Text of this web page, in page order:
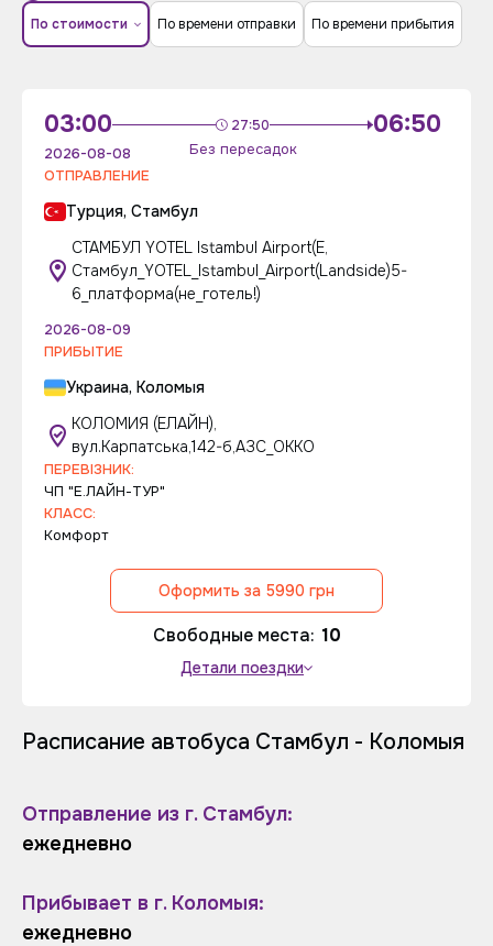
По стоимости По времени отправки По времени прибытия
03:00 27:50
Без пересадок
06:50
2026-08-08
ОТПРАВЛЕНИЕ
Турция, Стамбул
СТАМБУЛ YOTEL Istambul Airport(Е,
Стамбул_YOTEL_Istambul_Airport(Landside)5-
6_платформа(не_готель!)
2026-08-09
ПРИБЫТИЕ
Украина, Коломыя
КОЛОМИЯ (ЕЛАЙН),
вул.Карпатська,142-б,АЗС_ОККО
ПЕРЕВІЗНИК:
ЧП "Е.ЛАЙН-ТУР"
КЛАСС:
Комфорт
Оформить за 5990 грн
Свободные места: 10
Детали поездки
Расписание автобуса Стамбул - Коломыя
Отправление из г. Стамбул:
ежедневно
Прибывает в г. Коломыя:
ежедневно